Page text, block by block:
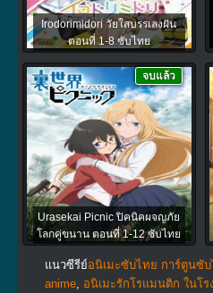
Irodorimidori วัยใสบรรเลงฝัน
ตอนที่ 1-8 ซับไทย
Urasekai Picnic ปิคนิคผจญภัย
โลกคู่ขนาน ตอนที่ 1-12 ซับไทย
จบแล้ว
แนวซีรีย์อนิเมะซับไทย การ์ตูนซั
anime, อนิเมะรักโรแมนติก ในโ